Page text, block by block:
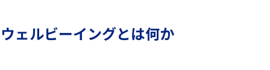
ウェルビーイングとは何か